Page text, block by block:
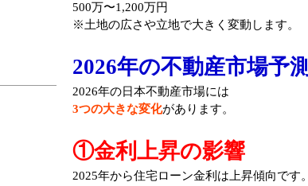
500万〜1,200万円
※土地の広さや立地で大きく変動します。
2026年の不動産市場予測
2026年の日本不動産市場には
3つの大きな変化があります。
①金利上昇の影響
2025年から住宅ローン金利は上昇傾向です。